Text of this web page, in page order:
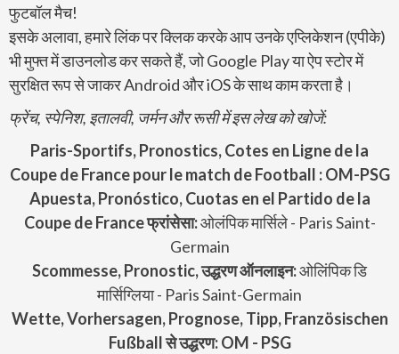
फुटबॉल मैच!
इसके अलावा, हमारे लिंक पर क्लिक करके आप उनके एप्लिकेशन (एपीके)
भी मुफ्त में डाउनलोड कर सकते हैं, जो Google Play या ऐप स्टोर में
सुरक्षित रूप से जाकर Android और iOS के साथ काम करता है।
फ्रेंच, स्पेनिश, इतालवी, जर्मन और रूसी में इस लेख को खोजें:
Paris-Sportifs, Pronostics, Cotes en Ligne de la
Coupe de France pour le match de Football : OM-PSG
Apuesta, Pronóstico, Cuotas en el Partido dela
Coupe de Franceफ्रांसेसा:ओलंपिक मार्सिले - Paris Saint-
Germain
Scommesse, Pronostic, उद्धरण ऑनलाइन:ओलिंपिक डि
मार्सिग्लिया - Paris Saint-Germain
Wette, Vorhersagen, Prognose, Tipp, Französischen
Fußball से उद्धरण: OM - PSG